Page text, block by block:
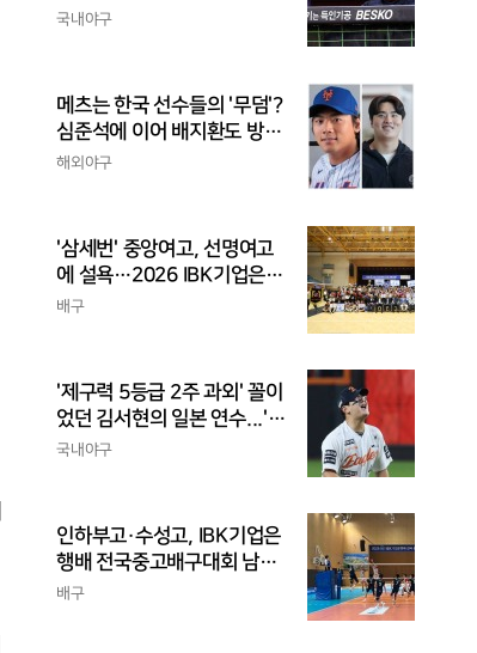
민해야, 환경에 맞는 경기 수
국내야구
메츠는 한국 선수들의 '무덤'?
심준석에 이어 배지환도 방
출...심준석은 이미 귀국, 배
해외야구
'삼세번' 중앙여고, 선명여고
에 설욕…2026 IBK기업은행
배 전국중고배구대회 우승
배구
'제구력 5등급 2주 과외' 꼴이
었던 김서현의 일본 연수...'종
합검진표'에 불과
국내야구
인하부고·수성고, IBK기업은
행배 전국중고배구대회 남고
부 결승 격돌
배구